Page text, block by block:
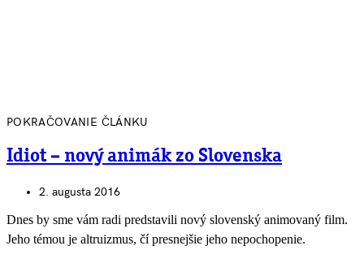
POKRAČOVANIE ČLÁNKU
Idiot – nový animák zo Slovenska
2. augusta 2016
Dnes by sme vám radi predstavili nový slovenský animovaný film.
Jeho témou je altruizmus, čí presnejšie jeho nepochopenie.